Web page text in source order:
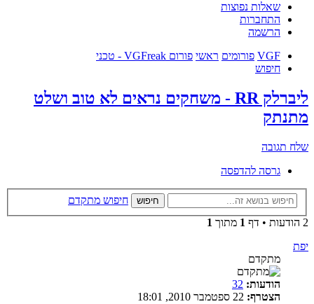
שאלות נפוצות
התחברות
הרשמה
VGF פורומים ראשי פורום VGFreak - טכני
חיפוש
ליברלק RR - משחקים נראים לא טוב ושלט
מתנתק
שלח תגובה
גרסה להדפסה
חיפוש
חיפוש מתקדם
2 הודעות • דף
1 מתוך 1
יפת
מתקדם
הודעות: 32
הצטרף: